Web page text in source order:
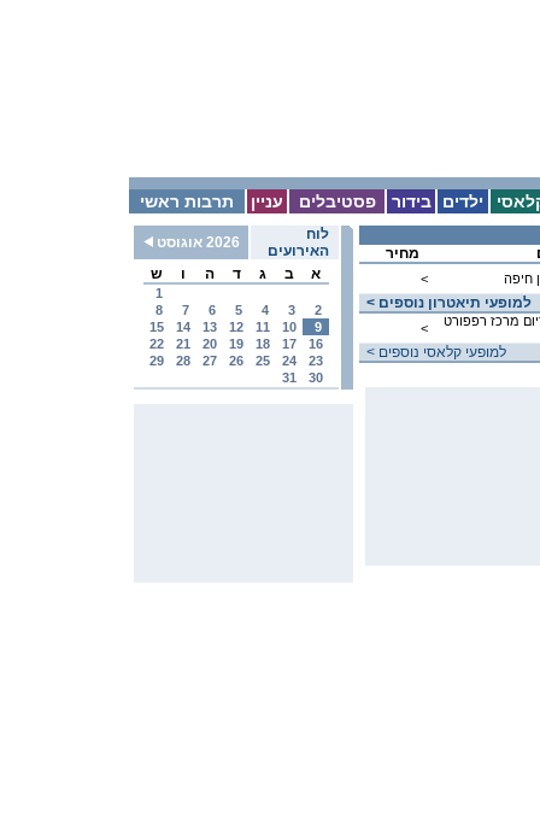
תרבות ראשי עניין פסטיבלים בידור ילדים
לוח
האירועים
2026 אוגוסט
א
ב ג ד ה ו ש
1
2
3
4
5
6
7
8
9
10
11
12
13
14
15
16
17
18
19
20
21
22
23
24
25
26
27
28
29
30
31
מחיר
< חיפה
< למופעי תיאטרון נוספים
< מרכז רפפורט
< למופעי קלאסי נוספים